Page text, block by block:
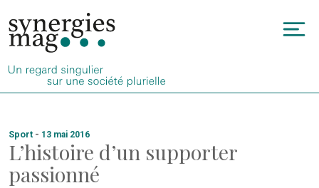
au
contenu
Sport - 13 mai 2016
L’histoire d’un supporter
passionné